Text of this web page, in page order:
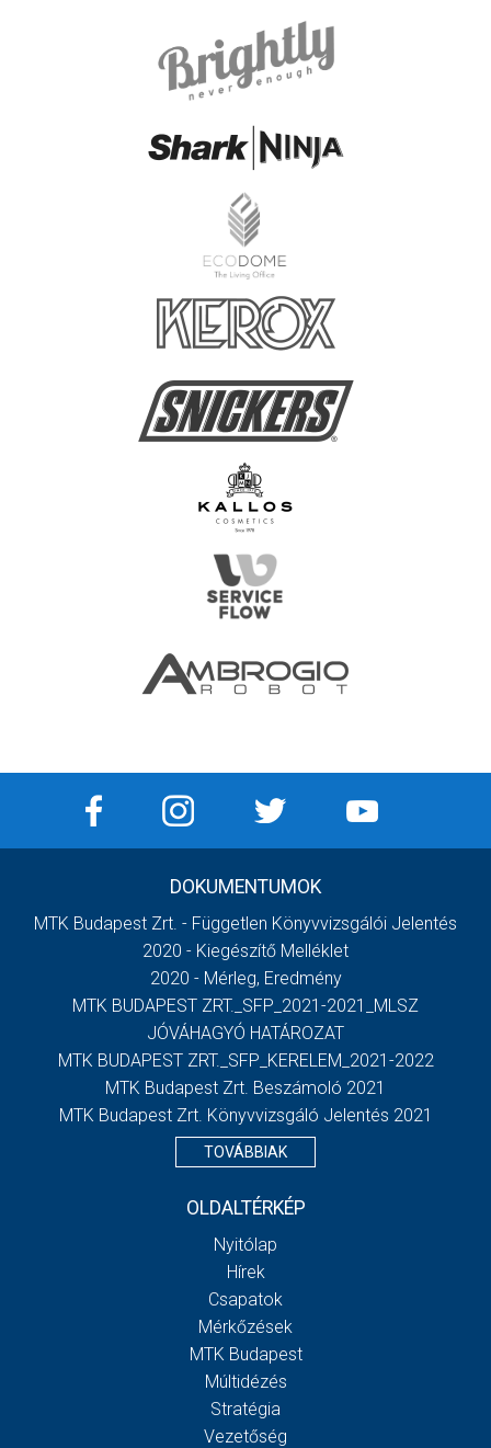
DOKUMENTUMOK
MTK Budapest Zrt. - Független Könyvvizsgálói Jelentés
2020 - Kiegészítő Melléklet
2020 - Mérleg, Eredmény
MTK BUDAPEST ZRT._SFP_2021-2021_MLSZ
JÓVÁHAGYÓ HATÁROZAT
MTK BUDAPEST ZRT._SFP_KERELEM_2021-2022
MTK Budapest Zrt. Beszámoló 2021
MTK Budapest Zrt. Könyvvizsgáló Jelentés 2021
TOVÁBBIAK
OLDALTÉRKÉP
Nyitólap
Hírek
Csapatok
Mérkőzések
MTK Budapest
Múltidézés
Stratégia
Vezetőség